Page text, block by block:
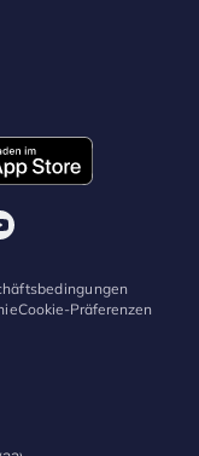
Cookie-Präferenzen